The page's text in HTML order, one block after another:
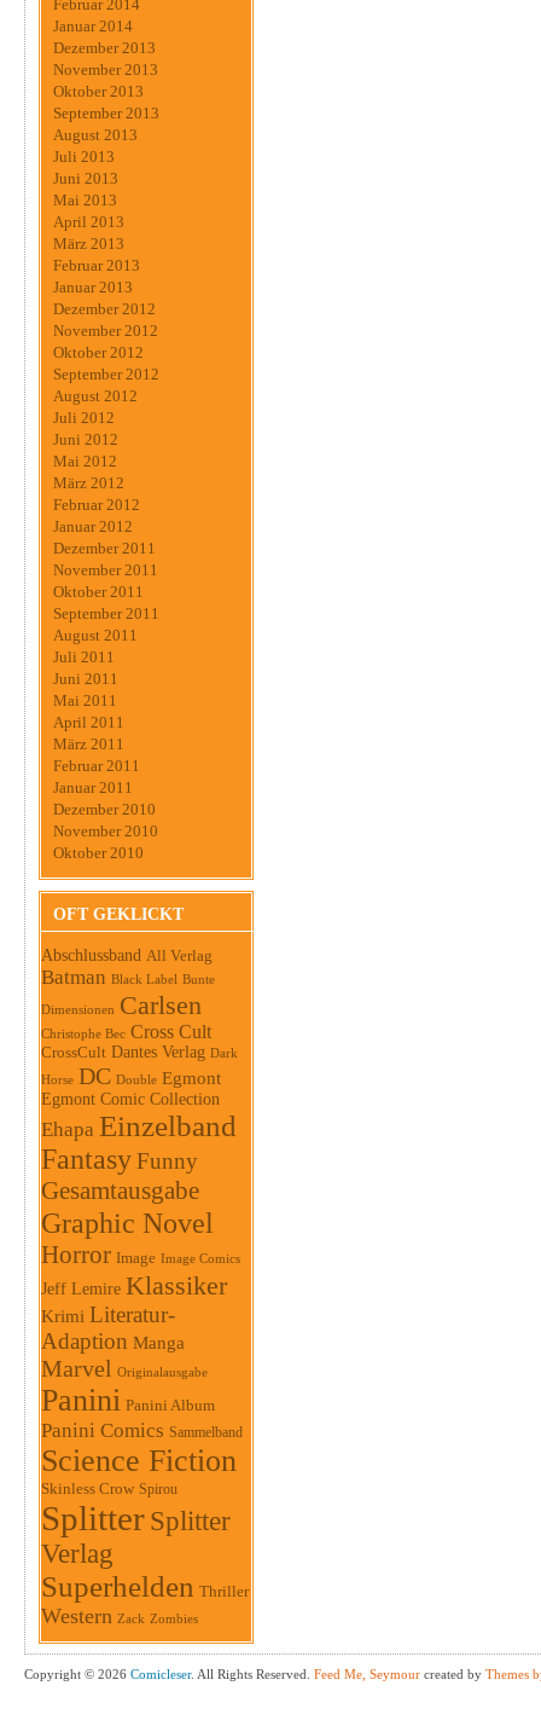
Februar 2014
Januar 2014
Dezember 2013
November 2013
Oktober 2013
September 2013
August 2013
Juli 2013
Juni 2013
Mai 2013
April 2013
März 2013
Februar 2013
Januar 2013
Dezember 2012
November 2012
Oktober 2012
September 2012
August 2012
Juli 2012
Juni 2012
Mai 2012
März 2012
Februar 2012
Januar 2012
Dezember 2011
November 2011
Oktober 2011
September 2011
August 2011
Juli 2011
Juni 2011
Mai 2011
April 2011
März 2011
Februar 2011
Januar 2011
Dezember 2010
November 2010
Oktober 2010
OFT GEKLICKT
Abschlussband All Verlag
Batman Black Label Bunte
Dimensionen Carlsen
Christophe Bec Cross Cult
CrossCult Dantes Verlag Dark
Horse DC Double Egmont
Egmont Comic Collection
Ehapa Einzelband
FantasyFunny
Gesamtausgabe
Graphic Novel
Horror Image Image Comics
Jeff Lemire Klassiker
Krimi Literatur-
Adaption Manga
Marvel Originalausgabe
Panini Panini Album
Panini Comics Sammelband
Science Fiction
Skinless Crow Spirou
Splitter Splitter
Verlag
Superhelden Thriller
Western Zack Zombies
Copyright © 2026 Comicleser. All Rights Reserved. Feed Me, Seymour created by Themes